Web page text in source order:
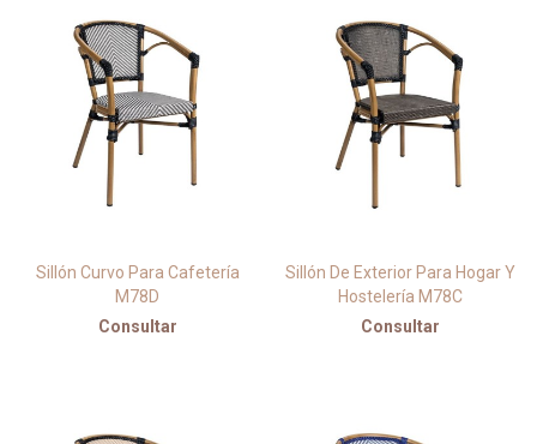
Sillón Curvo Para Cafetería
M78D
Consultar
Sillón De Exterior Para Hogar Y
Hostelería M78C
Consultar